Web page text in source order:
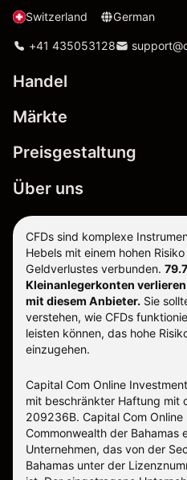
Switzerland German
+41 435053128
Handel
Märkte
Preisgestaltung
Über uns
CFDs sind komplexe
Hebels mit einem hohen
Geldverlustes verbunden.
Kleinanlegerkonten
mit diesem Anbieter. Sie
verstehen, wie CFDs
leisten können, das hohe
einzugehen.
Capital Com Online
mit beschränkter Haftung mit
209236B. Capital Com
Commonwealth der Bahamas
Unternehmen, das von der
Bahamas unter der